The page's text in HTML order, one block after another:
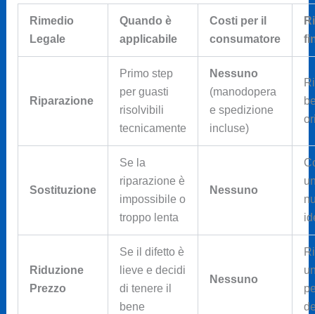
Rimedio
Legale
Quando è
applicabile
Costi per il
consumatore
Riparazione
Primo step
per guasti
risolvibili
tecnicamente
Nessuno
(manodopera
e spedizione
incluse)
Sostituzione
Se la
riparazione è
impossibile o
troppo lenta
Nessuno
Riduzione
Prezzo
Se il difetto è
lieve e decidi
di tenere il
bene
Nessuno